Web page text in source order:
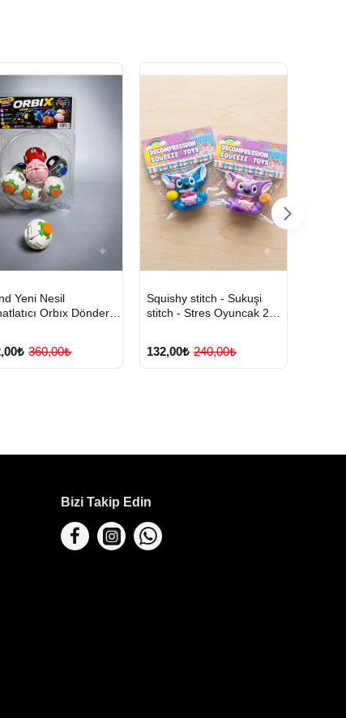
TESLİMAT
Yeni Nesil
Orbıx Dönder-
360,00₺
TESLİMAT
Squishy stitch - Sukuşi
stitch - Stres Oyuncak 2
132,00₺ 240,00₺
Bizi Takip Edin